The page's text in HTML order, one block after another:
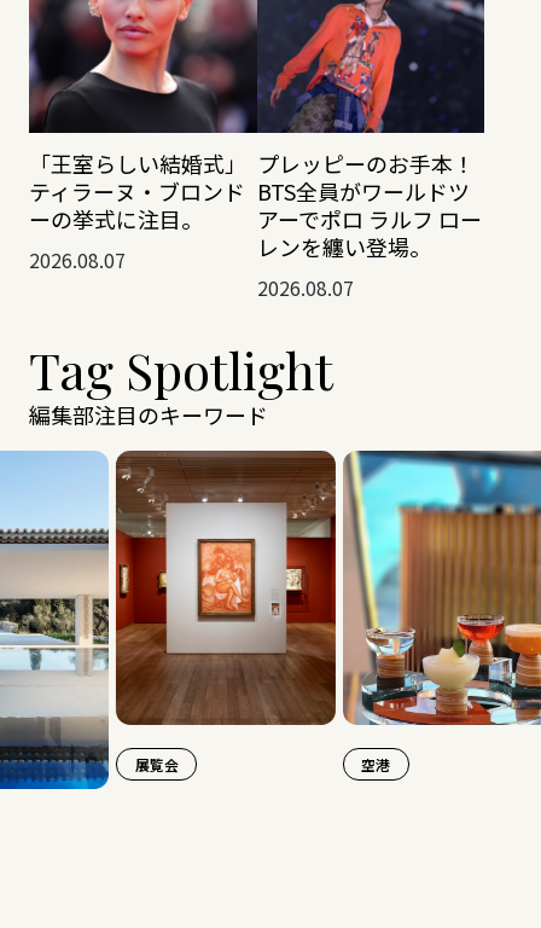
「王室らしい結婚式」
ティラーヌ・ブロンド
ーの挙式に注目。
2026.08.07
プレッピーのお手本！
BTS全員がワールドツ
アーでポロ ラルフ ロー
レンを纏い登場。
2026.08.07
Tag Spotlight
編集部注目のキーワード
展覧会 空港